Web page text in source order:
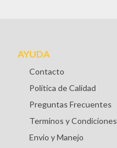
AYUDA
Contacto
Política de Calidad
Preguntas Frecuentes
Terminos y Condiciones
Envio y Manejo